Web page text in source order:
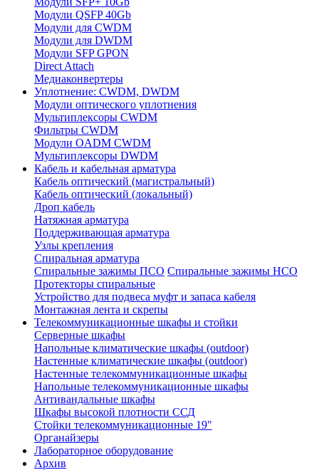
Модули QSFP 40Gb
Модули для CWDM
Модули для DWDM
Модули SFP GPON
Direct Attach
Медиаконвертеры
Уплотнение: CWDM, DWDM
Модули оптического уплотнения
Мультиплексоры CWDM
Фильтры CWDM
Модули OADM CWDM
Мультиплексоры DWDM
Кабель и кабельная арматура
Кабель оптический (магистральный)
Кабель оптический (локальный)
Дроп кабель
Натяжная арматура
Поддерживающая арматура
Узлы крепления
Спиральная арматура
Спиральные зажимы ПСО Спиральные зажимы НСО
Протекторы спиральные
Устройство для подвеса муфт и запаса кабеля
Монтажная лента и скрепы
Телекоммуникационные шкафы и стойки
Серверные шкафы
Напольные климатические шкафы (outdoor)
Настенные климатические шкафы (outdoor)
Настенные телекоммуникационные шкафы
Напольные телекоммуникационные шкафы
Антивандальные шкафы
Шкафы высокой плотности ССД
Стойки телекоммуникационные 19"
Органайзеры
Лабораторное оборудование
Архив